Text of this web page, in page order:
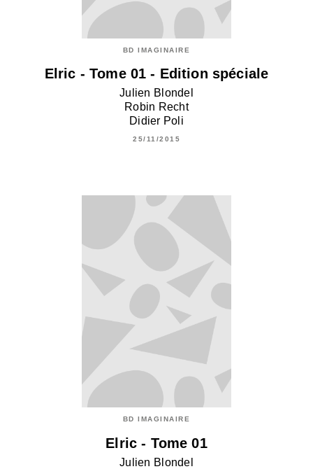
BD IMAGINAIRE
Elric - Tome 01 - Edition spéciale
Julien Blondel
Robin Recht
Didier Poli
25/11/2015
BD IMAGINAIRE
Elric - Tome 01
Julien Blondel